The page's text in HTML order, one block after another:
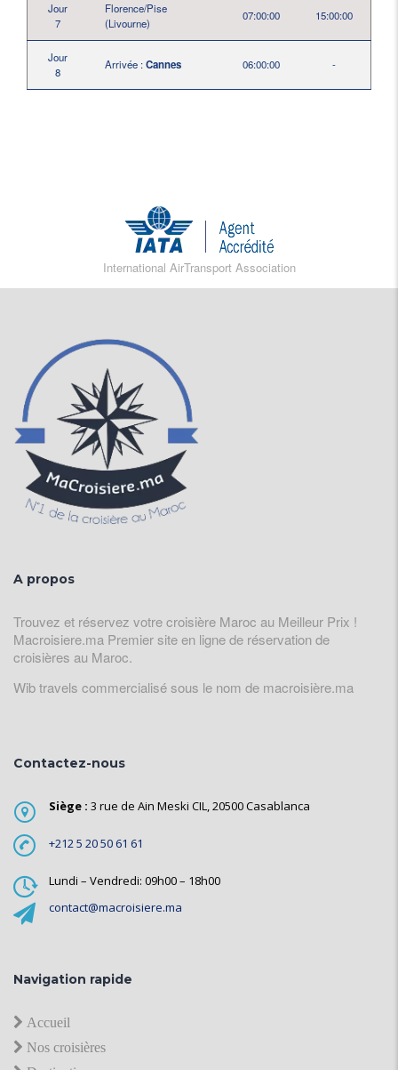
Jour
7
Florence/Pise
(Livourne)
07:00:00 15:00:00
Jour
8
Arrivée :Cannes 06:00:00 -
International AirTransport Association
A propos
Trouvez et réservez votre croisière Maroc au Meilleur Prix !
Macroisiere.ma Premier site en ligne de réservation de
croisières au Maroc.
Wib travels commercialisé sous le nom de macroisière.ma
Contactez-nous
Siège : 3 rue de Ain Meski CIL, 20500 Casablanca
+212 5 20 50 61 61
Lundi – Vendredi: 09h00 – 18h00
contact@macroisiere.ma
Navigation rapide
Accueil
Nos croisières